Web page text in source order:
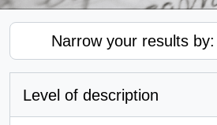
Narrow your results by:
Level of description